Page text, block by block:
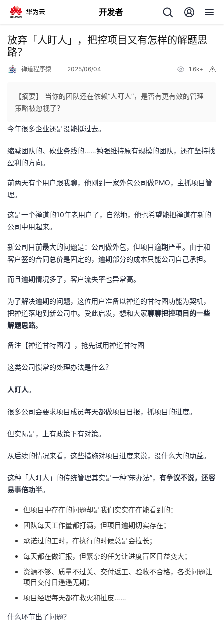
开发者
返
回
人
主
页
的
开
发
者
博
的
坛
我
圈
子
的
直
播
我
的
活
动
我
的
关
注
我
的
开
发
者
堂
我
我
的
Programs
我
的
支
我
的
我
放弃「人盯人」，把控项目又有怎样的解题思
路？
禅道程序猿 2025/06/04 1.6k+
【摘要】 当你的团队还在依赖“人盯人”，是否有更有效的管理
策略被忽视了？
今年很多企业还是没能挺过去。
缩减团队的、砍业务线的……勉强维持原有规模的团队，还在坚持找
盈利的方向。
前两天有个用户跟我聊，他刚到一家外包公司做PMO，主抓项目管
理。
这是一个禅道的10年老用户了，自然地，他也希望能把禅道在新的
公司中用起来。
新公司目前最大的问题是：公司做外包，但项目逾期严重。由于和
客户签的合同总价是固定的，逾期部分的成本只能公司自己承担。
而且逾期情况多了，客户流失率也异常高。
为了解决逾期的问题，这位用户准备以禅道的甘特图功能为契机，
把禅道落地到新公司中。受此启发，想和大家聊聊把控项目的一些
解题思路。
备注【禅道甘特图7】，抢先试用禅道甘特图
这类公司惯常的处理办法是什么？
人盯人。
很多公司会要求项目成员每天都做项目日报，抓项目的进度。
但实际是，上有政策下有对策。
从后续的情况来看，这些措施对项目进度来说，没什么大的助益。
这种「人盯人」的传统管理其实是一种“笨办法”， 有争议不说，还容
易事倍功半。
但项目中存在的问题却是我们实实在在能看到的：
团队每天工作量都打满，但项目逾期切实存在；
承诺过的工时，在执行的时候总是会拉长；
每天都在做汇报，但繁杂的任务让进度盲区日益变大；
资源不够、质量不过关、交付返工、验收不合格，各类问题让
项目交付日遥遥无期；
项目经理每天都在救火和扯皮……
什么环节出了问题？